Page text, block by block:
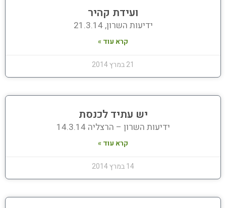
ועידת קהיר
ידיעות השרון, 21.3.14
קרא עוד »
21 במרץ 2014
יש עתיד לכנסת
ידיעות השרון – הרצליה 14.3.14
קרא עוד »
14 במרץ 2014